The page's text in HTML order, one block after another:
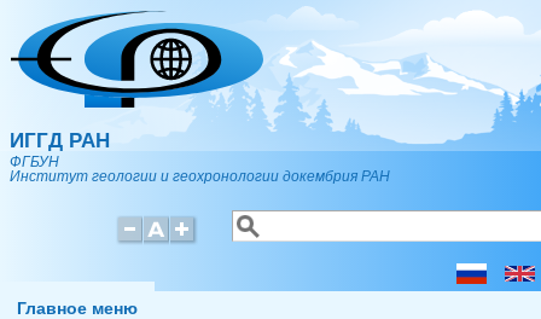
Перейти к основному содержанию
ИГГД РАН
ФГБУН
Институт геологии и геохронологии докембрия РАН
Форма поиска
Поиск
Главное меню